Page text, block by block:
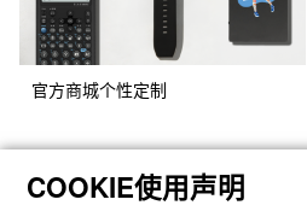
官方商城个性定制
COOKIE使用声明